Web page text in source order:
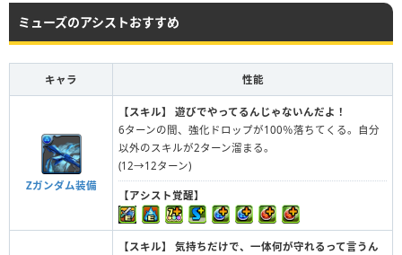
ミューズのアシストおすすめ
キャラ 性能
Zガンダム装備
【スキル】
遊びでやってるんじゃないんだよ！
6ターンの間、強化ドロップが100％落ちてくる。自分
以外のスキルが2ターン溜まる。
(12→12ターン)
【アシスト覚醒】
【スキル】
気持ちだけで、一体何が守れるって言うん